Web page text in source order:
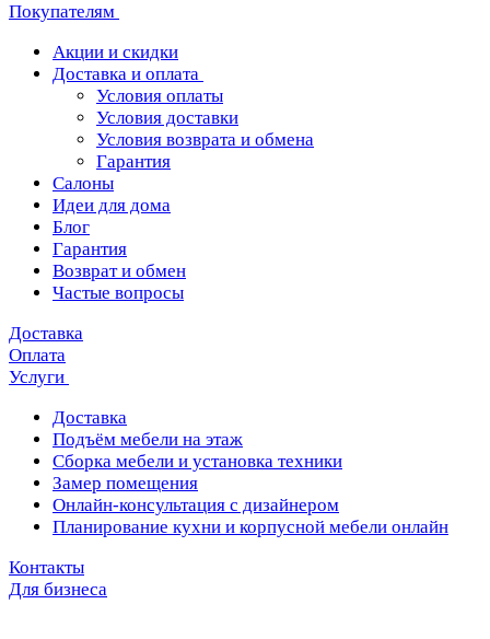
Покупателям
Акции и скидки
Доставка и оплата
Условия оплаты
Условия доставки
Условия возврата и обмена
Гарантия
Салоны
Идеи для дома
Блог
Гарантия
Возврат и обмен
Частые вопросы
Доставка
Оплата
Услуги
Доставка
Подъём мебели на этаж
Сборка мебели и установка техники
Замер помещения
Онлайн-консультация с дизайнером
Планирование кухни и корпусной мебели онлайн
Контакты
Для бизнеса